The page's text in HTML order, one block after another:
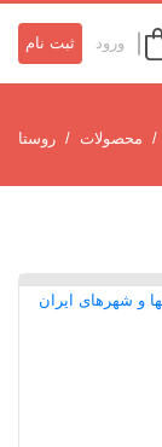
ورود ثبت نام
محصولات روستا